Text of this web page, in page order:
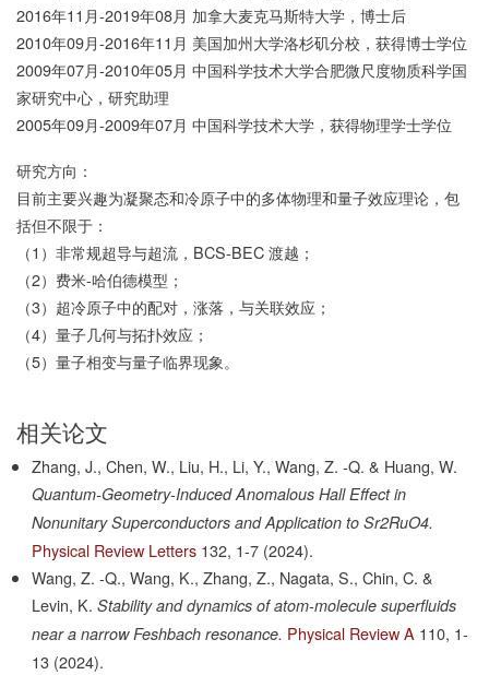
2016年11月-2019年08月 加拿大麦克马斯特大学，博士后
2010年09月-2016年11月 美国加州大学洛杉矶分校，获得博士学位
2009年07月-2010年05月 中国科学技术大学合肥微尺度物质科学国
家研究中心，研究助理
2005年09月-2009年07月 中国科学技术大学，获得物理学士学位
研究方向：
目前主要兴趣为凝聚态和冷原子中的多体物理和量子效应理论，包
括但不限于：
（1）非常规超导与超流，BCS-BEC 渡越；
（2）费米-哈伯德模型；
（3）超冷原子中的配对，涨落，与关联效应；
（4）量子几何与拓扑效应；
（5）量子相变与量子临界现象。
相关论文
Zhang, J., Chen, W., Liu, H., Li, Y., Wang, Z. -Q. & Huang, W.
Quantum-Geometry-Induced Anomalous Hall Effect in
Nonunitary Superconductors and Application to Sr2RuO4.
Physical Review Letters 132, 1-7 (2024).
Wang, Z. -Q., Wang, K., Zhang, Z., Nagata, S., Chin, C. &
Levin, K. Stability and dynamics of atom-molecule superfluids
near a narrow Feshbach resonance. Physical Review A 110, 1-
13 (2024).